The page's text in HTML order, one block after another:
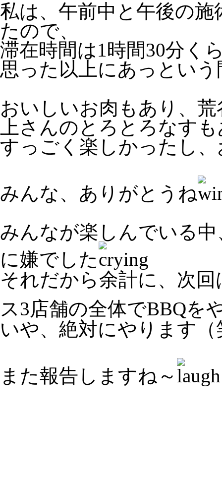
私は、午前中と午後の
たので、
滞在時間は1時間30分く
思った以上にあっとい
おいしいお肉もあり、
上さんのとろとろなす
すっごく楽しかったし
みんな、ありがとうね
みんなが楽しんでいる
に嫌でした
それだから余計に、次
ス3店舗の全体でBBQを
いや、絶対にやります（
また報告しますね～